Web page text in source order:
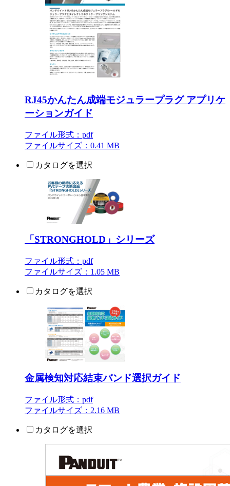
RJ45かんたん成端モジュラープラグ アプリケ
ーションガイド
ファイル形式：pdf
ファイルサイズ：0.41 MB
カタログを選択
「STRONGHOLD」シリーズ
ファイル形式：pdf
ファイルサイズ：1.05 MB
カタログを選択
金属検知対応結束バンド選択ガイド
ファイル形式：pdf
ファイルサイズ：2.16 MB
カタログを選択